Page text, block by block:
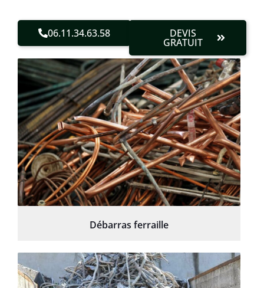
06.11.34.63.58 DEVIS
GRATUIT
Débarras ferraille